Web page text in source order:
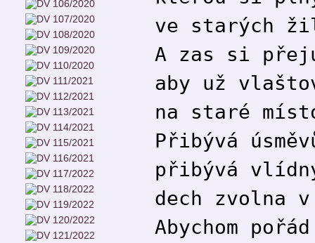
ve starých
A zas si
aby už
na staré
Přibývá
přibývá
dech
Abychom